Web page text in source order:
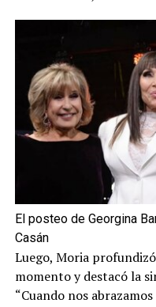
El posteo de Georgina
Casán
Luego, Moria
momento y destacó la
“Cuando nos